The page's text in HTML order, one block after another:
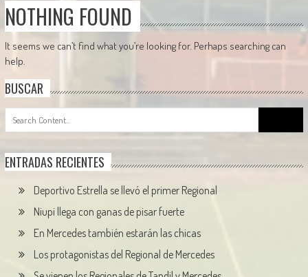
NOTHING FOUND
It seems we can’t find what you’re looking for. Perhaps searching can
help.
BUSCAR
for:
ENTRADAS RECIENTES
Deportivo Estrella se llevó el primer Regional
Niupi llega con ganas de pisar fuerte
En Mercedes también estarán las chicas
Los protagonistas del Regional de Mercedes